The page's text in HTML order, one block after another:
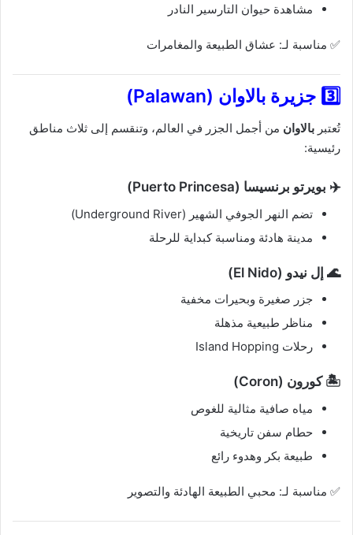
مشاهدة حيوان التارسير النادر
✅ مناسبة لـ: عشاق الطبيعة والمغامرات
3️⃣ جزيرة بالاوان (Palawan)
تُعتبر بالاوان من أجمل الجزر في العالم، وتنقسم إلى ثلاث مناطق
رئيسية:
✈️ بويرتو برنسيسا (Puerto Princesa)
تضم النهر الجوفي الشهير (Underground River)
مدينة هادئة ومناسبة كبداية للرحلة
🌊 إل نيدو (El Nido)
جزر صغيرة وبحيرات مخفية
مناظر طبيعية مذهلة
رحلات Island Hopping
🏝️ كورون (Coron)
مياه صافية مثالية للغوص
حطام سفن تاريخية
طبيعة بكر وهدوء رائع
✅ مناسبة لـ: محبي الطبيعة الهادئة والتصوير